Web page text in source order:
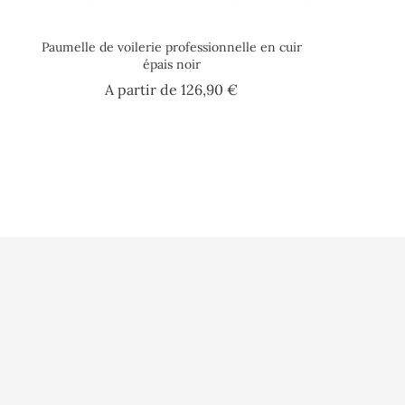
Paumelle de voilerie professionnelle en cuir
épais noir
A partir de126,90 €Prix